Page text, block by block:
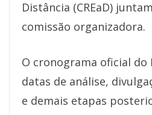
Distância (CREaD)
comissão organizadora.
O cronograma oficial do
datas de análise,
e demais etapas